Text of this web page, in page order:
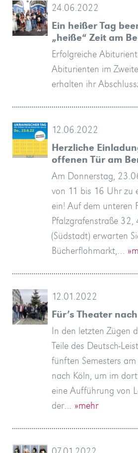
24.06.2022
Ein heißer Tag
„heiße“ Zeit am
Erfolgreiche
Abiturienten im
erhalten ihr
12.06.2022
Herzliche
offenen Tür am
Am Donnerstag,
von 11 bis 16 Uhr zu
ein! Auf dem unteren
Pfalzgrafenstraße 32,
(Südstadt) erwarten
Bücherflohmarkt,…
12.01.2022
Für’s Theater
In den letzten Zügen
Teile des Deutsch-
fünften Semesters
nach Köln, um im
eine Aufführung von
der… »mehr